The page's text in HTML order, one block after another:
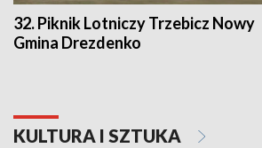
32. Piknik Lotniczy Trzebicz Nowy
Gmina Drezdenko
KULTURA I SZTUKA